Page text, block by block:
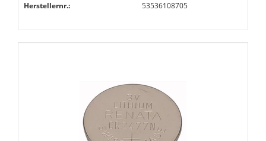
Herstellernr.:
53536108705